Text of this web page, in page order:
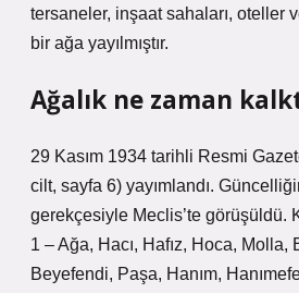
tersaneler, inşaat sahaları, oteller
bir ağa yayılmıştır.
Ağalık ne zaman
29 Kasım 1934 tarihli Resmi
cilt, sayfa 6) yayımlandı.
gerekçesiyle Meclis’te görüşüldü.
1 – Ağa, Hacı, Hafız, Hoca, Molla,
Beyefendi, Paşa, Hanım,